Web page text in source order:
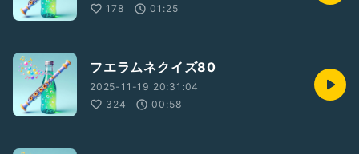
178
01:25
フエラムネクイズ80
2025-11-19 20:31:04
324
00:58